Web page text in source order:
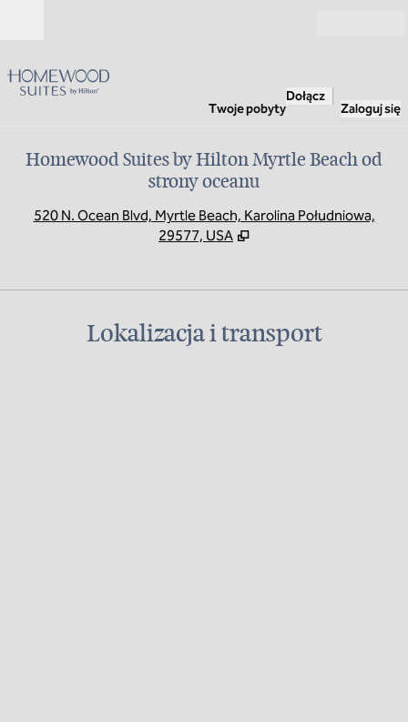
Twoje pobyty
Dołącz
Zaloguj się
Homewood Suites by Hilton Myrtle Beach od
strony oceanu
520 N. Ocean Blvd, Myrtle Beach, Karolina Południowa,
29577, USA
Lokalizacja i transport